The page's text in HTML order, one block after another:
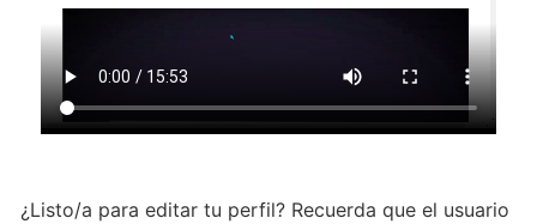
¿Listo/a para editar tu perfil? Recuerda que el usuario